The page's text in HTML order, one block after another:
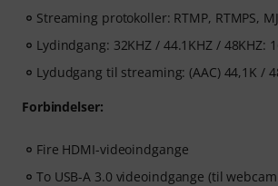
Streaming protokoller: RTMP, RTMPS,
Lydindgang: 32KHZ / 44.1KHZ / 48KHZ:
Lydudgang til streaming: (AAC) 44,1K /
Forbindelser:
Fire HDMI-videoindgange
To USB-A 3.0 videoindgange (til